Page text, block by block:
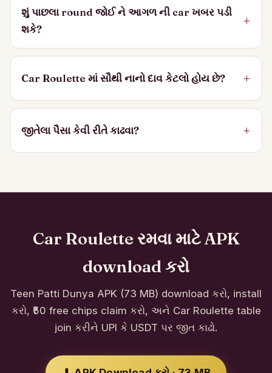
શું પાછલા round જોઈ ને આગળ ની car ખબર પડી
શકે?
Car Roulette માં સૌથી નાનો દાવ કેટલો હોય છે?
જીતેલા પૈસા કેવી રીતે કાઢવા?
Car Roulette રમવા માટે APK
download કરો
Teen Patti Dunya APK (73 MB) download કરો, install
કરો, ₹50 free chips claim કરો, અને Car Roulette table
join કરીને UPI કે USDT પર જીત કાઢો.